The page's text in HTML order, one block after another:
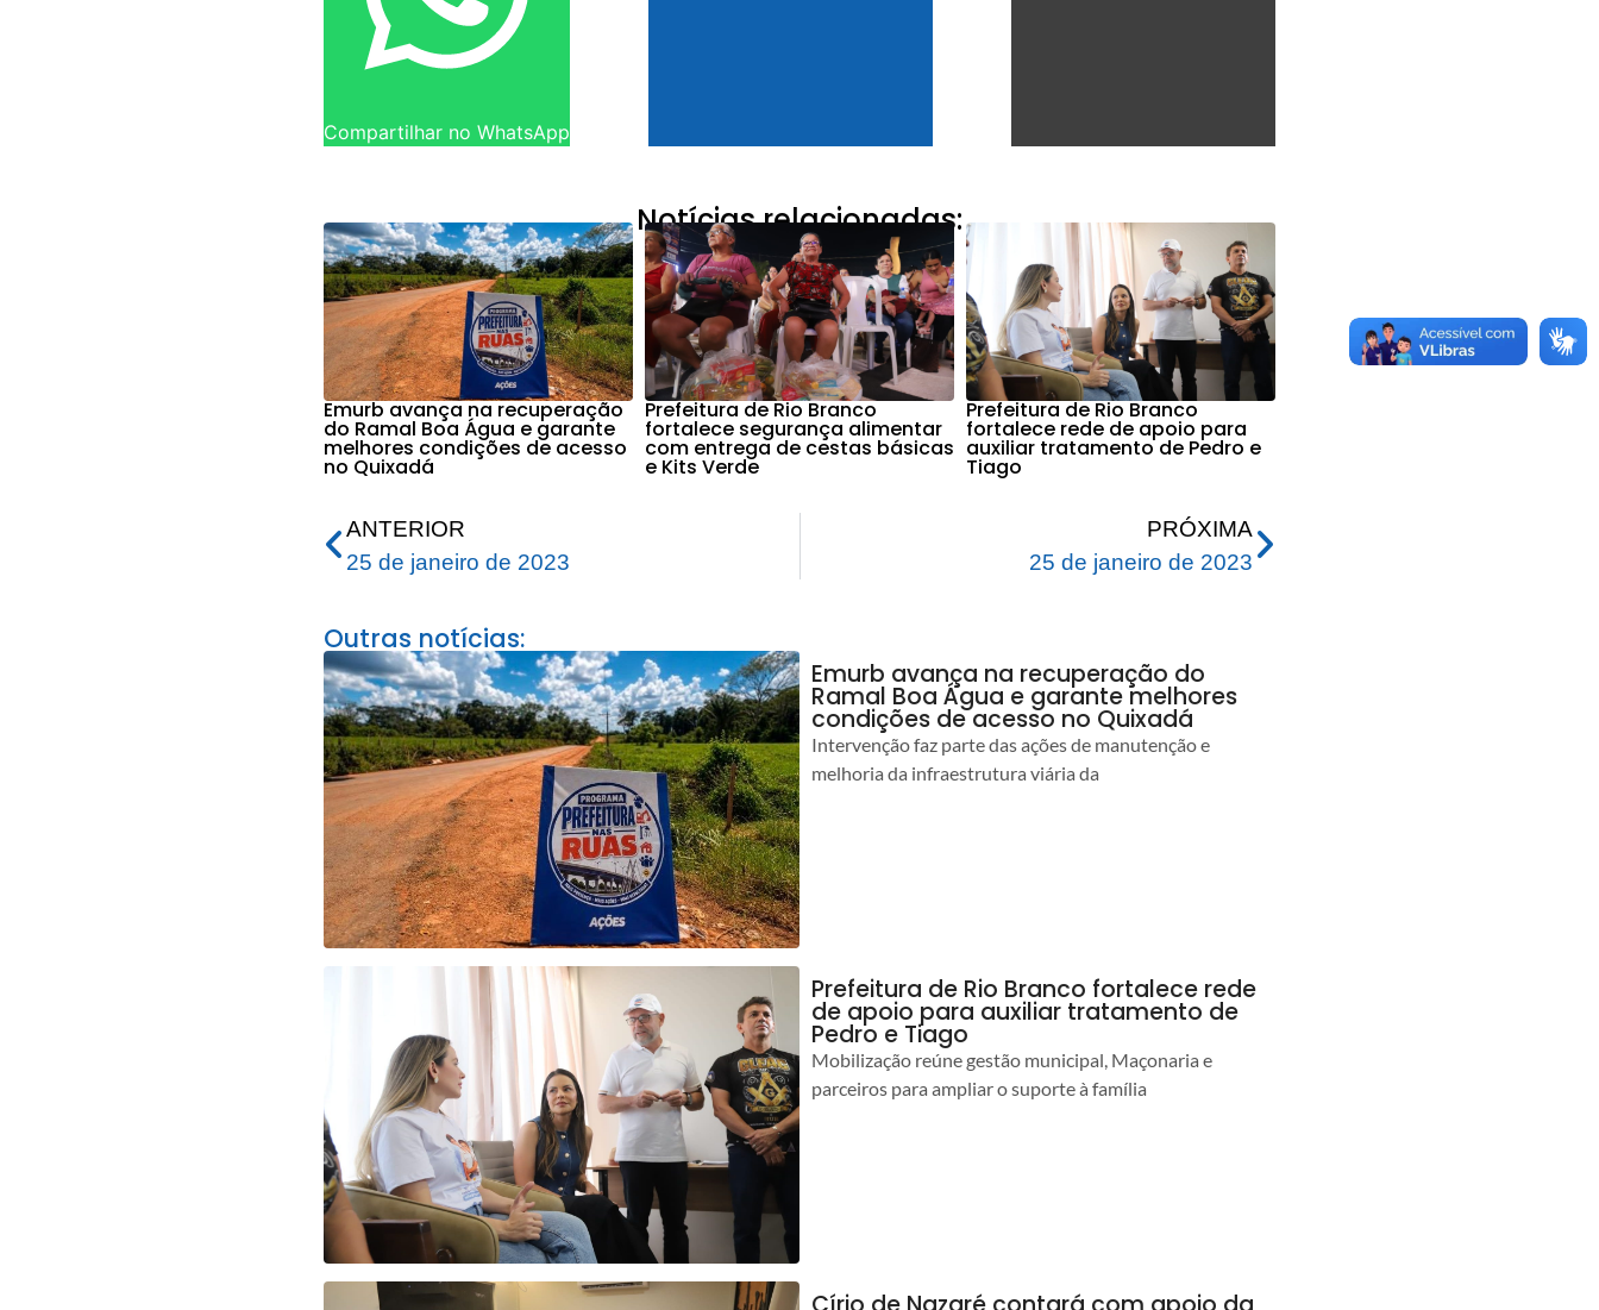
Compartilhar no WhatsApp
Notícias relacionadas:
Emurb avança na recuperação
do Ramal Boa Água e garante
melhores condições de acesso
no Quixadá
Prefeitura de Rio Branco
fortalece segurança alimentar
com entrega de cestas básicas
e Kits Verde
Prefeitura de Rio Branco
fortalece rede de apoio para
auxiliar tratamento de Pedro e
Tiago
ANTERIOR
25 de janeiro de 2023
PRÓXIMA
25 de janeiro de 2023
Outras notícias:
Emurb avança na recuperação do
Ramal Boa Água e garante melhores
condições de acesso no Quixadá
Intervenção faz parte das ações de manutenção e
melhoria da infraestrutura viária da
Prefeitura de Rio Branco fortalece rede
de apoio para auxiliar tratamento de
Pedro e Tiago
Mobilização reúne gestão municipal, Maçonaria e
parceiros para ampliar o suporte à família